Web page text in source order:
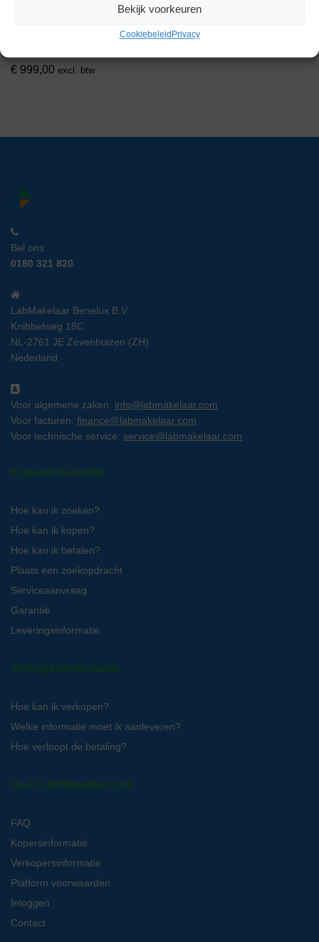
Bekijk voorkeuren
Cookiebeleid Privacy
LM 13992
€ 999,00 excl. btw
Bel ons
0180 321 820
LabMakelaar Benelux B.V.
Knibbelweg 18C
NL-2761 JE Zevenhuizen (ZH)
Nederland
Voor algemene zaken: info@labmakelaar.com
Voor facturen: finance@labmakelaar.com
Voor technische service: service@labmakelaar.com
Kopersinformatie
Hoe kan ik zoeken?
Hoe kan ik kopen?
Hoe kan ik betalen?
Plaats een zoekopdracht
Serviceaanvraag
Garantie
Leveringsinformatie
Verkopersinformatie
Hoe kan ik verkopen?
Welke informatie moet ik aanleveren?
Hoe verloopt de betaling?
Over LabMakelaar.com
FAQ
Kopersinformatie
Verkopersinformatie
Platform voorwaarden
Inloggen
Contact